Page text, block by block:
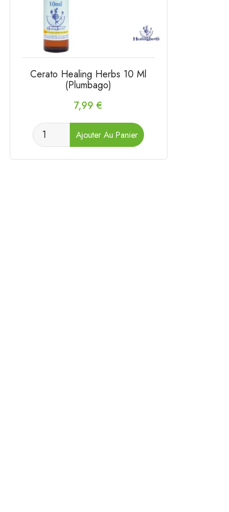
Cerato Healing Herbs 10 Ml
(Plumbago)
Prix
7,99 €
Ajouter Au Panier